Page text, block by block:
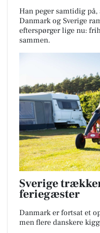
Han peger samtidig
Danmark og Sverige
efterspørger lige nu:
sammen.
Sverige
feriegæster
Danmark er fortsat et
men flere danskere